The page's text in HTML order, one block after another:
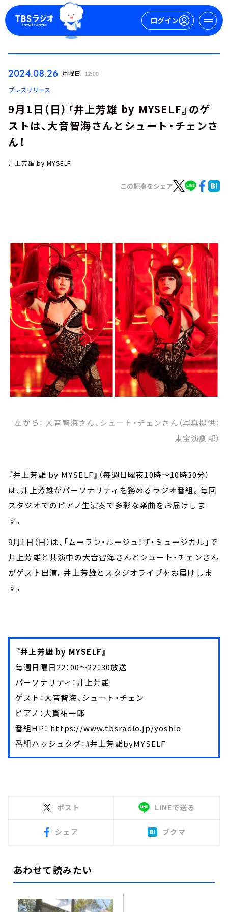
ログイン
イベント・グッズ
YouTube
会社情報
2024.08.26 月曜日 12:00
プレスリリース
9月1日（日）『井上芳雄 by MYSELF』のゲ
ストは、大音智海さんとシュート・チェンさ
ん！
井上芳雄 by MYSELF
この記事をシェア
左から： 大音智海さん、シュート・チェンさん（写真提供：
東宝演劇部）
『井上芳雄 by MYSELF』（毎週日曜夜10時～10時30分）
は、井上芳雄がパーソナリティを務めるラジオ番組。毎回
スタジオでのピアノ生演奏で多彩な楽曲をお届けしま
す。
9月1日（日）は、「ムーラン・ルージュ！ザ・ミュージカル」で
井上芳雄と共演中の大音智海さんとシュート・チェンさん
がゲスト出演。井上芳雄とスタジオライブをお届けしま
す。
『井上芳雄 by MYSELF』
毎週日曜日22：00～22：30放送
パーソナリティ：井上芳雄
ゲスト：大音智海、シュート・チェン
ピアノ：大貫祐一郎
番組HP： https://www.tbsradio.jp/yoshio
番組ハッシュタグ：#井上芳雄byMYSELF
ポスト LINEで送る
シェア ブクマ
あわせて読みたい